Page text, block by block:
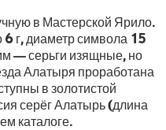
в Мастерской Ярило.
г, диаметр символа 15
— серьги изящные, но
Алатыря проработана
в золотистой
серёг Алатырь (длина
каталоге.